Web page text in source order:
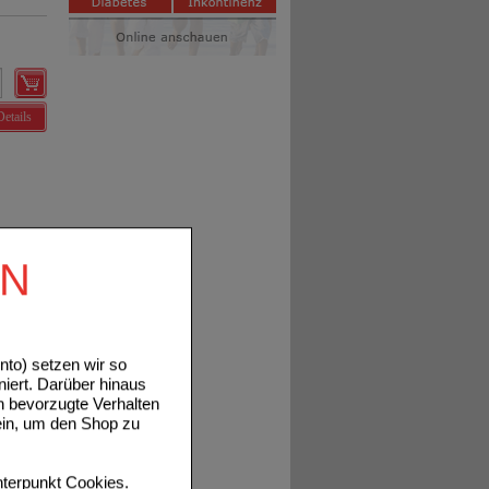
setzen wir so
Darüber hinaus
bevorzugte Verhalten
um den Shop zu
Cookies.
Details